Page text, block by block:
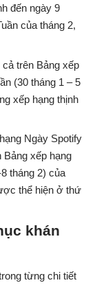
đến ngày 9
của tháng 2,
trên Bảng xếp
(30 tháng 1 – 5
xếp hạng thịnh
Ngày Spotify
Bảng xếp hạng
tháng 2) của
thể hiện ở thứ
khán
từng chi tiết